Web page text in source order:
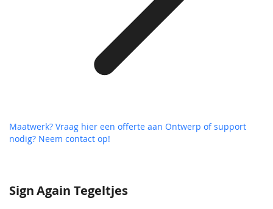
Sign Again Tegeltjes
Maatwerk? Vraag hier een offerte aan Ontwerp of support
nodig? Neem contact op!